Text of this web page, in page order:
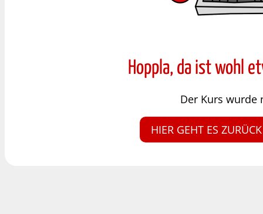
Hoppla, da ist wohl
Der Kurs wurde
HIER GEHT ES